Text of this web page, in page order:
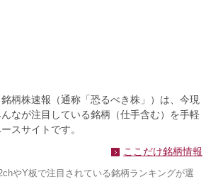
銘柄株速報（通称「恐るべき株」）は、今現
なが注目している銘柄（仕手含む）を手軽
スサイトです。
ここだけ銘柄情報
やY板で注目されている銘柄ランキングが選